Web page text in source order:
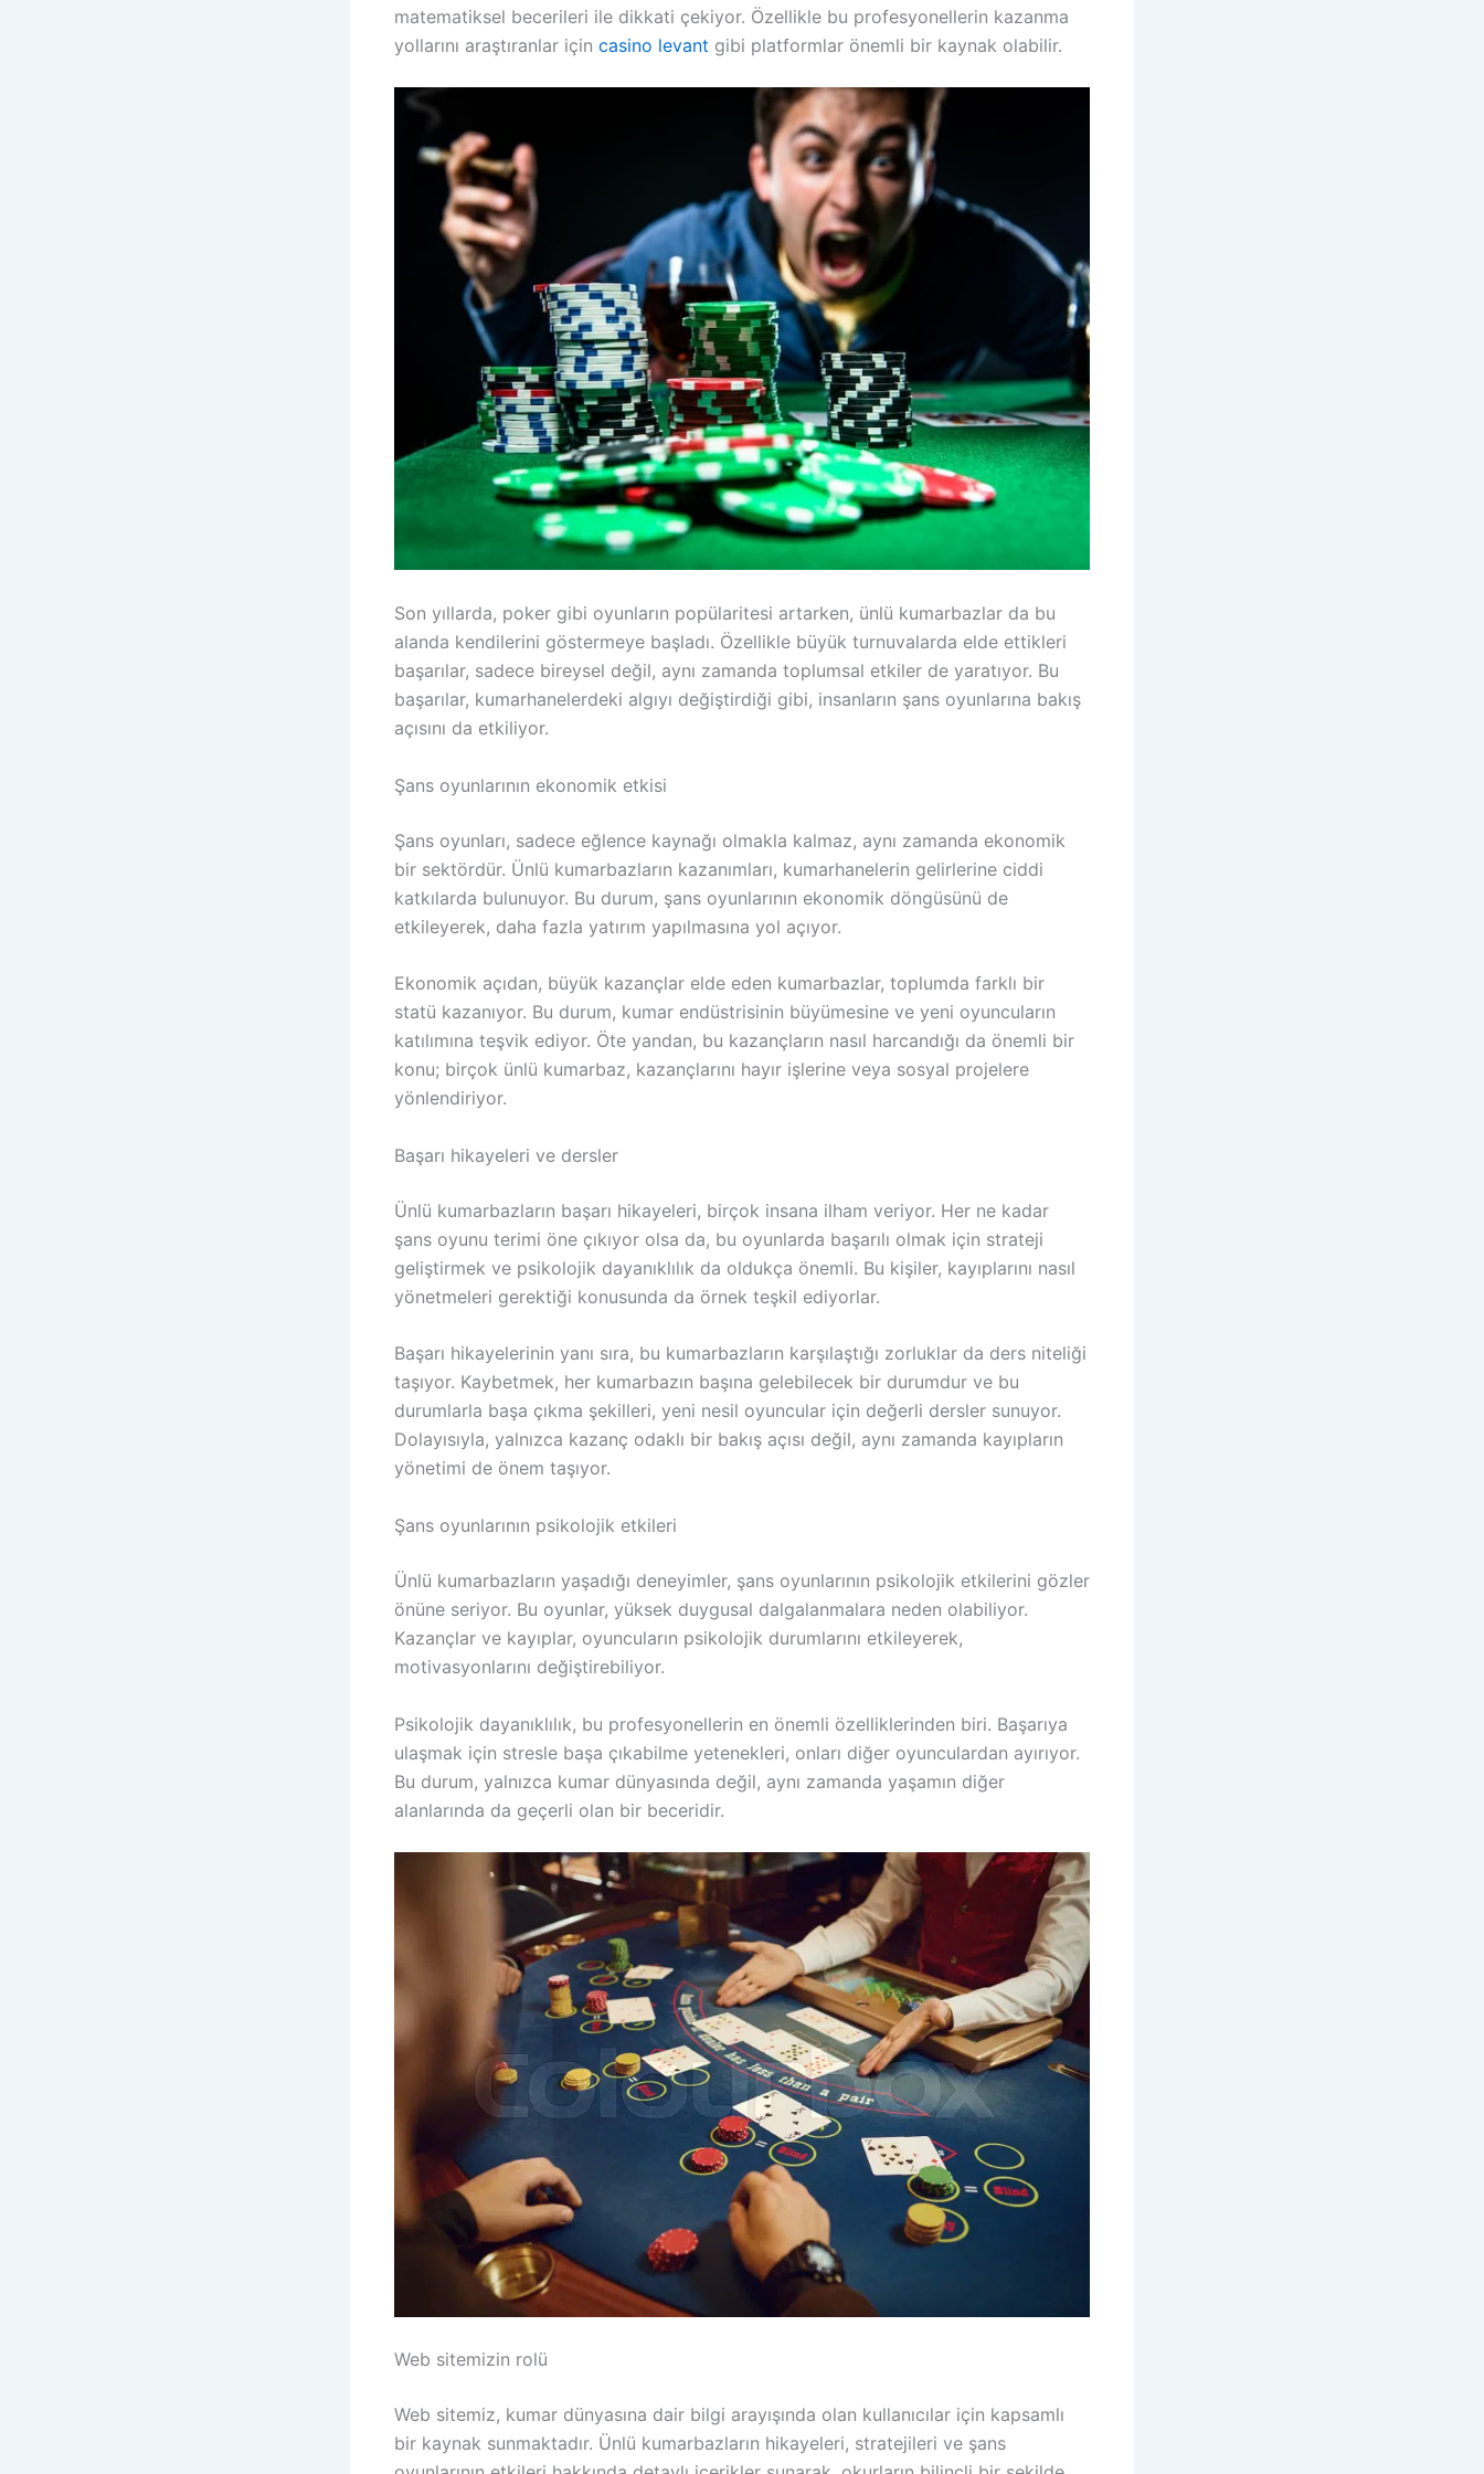
matematiksel becerileri ile dikkati çekiyor. Özellikle bu profesyonellerin kazanma
yollarını araştıranlar için casino levant gibi platformlar önemli bir kaynak olabilir.
Son yıllarda, poker gibi oyunların popülaritesi artarken, ünlü kumarbazlar da bu
alanda kendilerini göstermeye başladı. Özellikle büyük turnuvalarda elde ettikleri
başarılar, sadece bireysel değil, aynı zamanda toplumsal etkiler de yaratıyor. Bu
başarılar, kumarhanelerdeki algıyı değiştirdiği gibi, insanların şans oyunlarına bakış
açısını da etkiliyor.
Şans oyunlarının ekonomik etkisi
Şans oyunları, sadece eğlence kaynağı olmakla kalmaz, aynı zamanda ekonomik
bir sektördür. Ünlü kumarbazların kazanımları, kumarhanelerin gelirlerine ciddi
katkılarda bulunuyor. Bu durum, şans oyunlarının ekonomik döngüsünü de
etkileyerek, daha fazla yatırım yapılmasına yol açıyor.
Ekonomik açıdan, büyük kazançlar elde eden kumarbazlar, toplumda farklı bir
statü kazanıyor. Bu durum, kumar endüstrisinin büyümesine ve yeni oyuncuların
katılımına teşvik ediyor. Öte yandan, bu kazançların nasıl harcandığı da önemli bir
konu; birçok ünlü kumarbaz, kazançlarını hayır işlerine veya sosyal projelere
yönlendiriyor.
Başarı hikayeleri ve dersler
Ünlü kumarbazların başarı hikayeleri, birçok insana ilham veriyor. Her ne kadar
şans oyunu terimi öne çıkıyor olsa da, bu oyunlarda başarılı olmak için strateji
geliştirmek ve psikolojik dayanıklılık da oldukça önemli. Bu kişiler, kayıplarını nasıl
yönetmeleri gerektiği konusunda da örnek teşkil ediyorlar.
Başarı hikayelerinin yanı sıra, bu kumarbazların karşılaştığı zorluklar da ders niteliği
taşıyor. Kaybetmek, her kumarbazın başına gelebilecek bir durumdur ve bu
durumlarla başa çıkma şekilleri, yeni nesil oyuncular için değerli dersler sunuyor.
Dolayısıyla, yalnızca kazanç odaklı bir bakış açısı değil, aynı zamanda kayıpların
yönetimi de önem taşıyor.
Şans oyunlarının psikolojik etkileri
Ünlü kumarbazların yaşadığı deneyimler, şans oyunlarının psikolojik etkilerini gözler
önüne seriyor. Bu oyunlar, yüksek duygusal dalgalanmalara neden olabiliyor.
Kazançlar ve kayıplar, oyuncuların psikolojik durumlarını etkileyerek,
motivasyonlarını değiştirebiliyor.
Psikolojik dayanıklılık, bu profesyonellerin en önemli özelliklerinden biri. Başarıya
ulaşmak için stresle başa çıkabilme yetenekleri, onları diğer oyunculardan ayırıyor.
Bu durum, yalnızca kumar dünyasında değil, aynı zamanda yaşamın diğer
alanlarında da geçerli olan bir beceridir.
Web sitemizin rolü
Web sitemiz, kumar dünyasına dair bilgi arayışında olan kullanıcılar için kapsamlı
bir kaynak sunmaktadır. Ünlü kumarbazların hikayeleri, stratejileri ve şans